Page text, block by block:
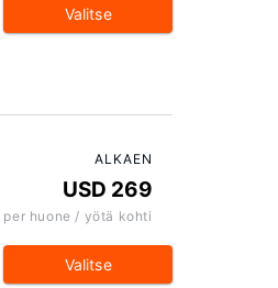
Valitse
ALKAEN
USD 269
per huone / yötä kohti
Valitse